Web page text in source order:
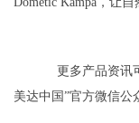
更多产品资讯
美达中国”官方微信公